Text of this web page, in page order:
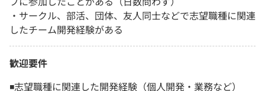
・サークル、部活、団体、友人同士などで志望職種に関連
したチーム開発経験がある
歓迎要件
◾️志望職種に関連した開発経験（個人開発・業務など）